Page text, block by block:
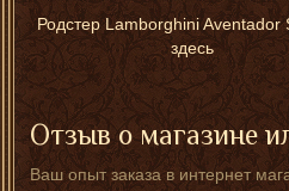
Родстер Lamborghini Aventador
здесь
Отзыв о магазине
Ваш опыт заказа в интернет